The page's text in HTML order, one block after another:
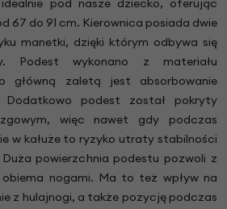
pod nasze dziecko, oferując
67 do 91 cm. Kierownica posiada dwie
manetki, dzięki którym odbywa się
Podest wykonano z materiału
główną zaletą jest absorbowanie
Dodatkowo podest został pokryty
więc nawet gdy podczas
w kałuże to ryzyko utraty stabilności
powierzchnia podestu pozwoli z
nogami. Ma to też wpływ na
z hulajnogi, a także pozycję podczas